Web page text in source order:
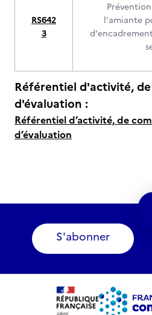
RS642
3
l'amiante
Référentiel d'activité,
d'évaluation :
Référentiel d’activité, de
d’évaluation
S'abonner